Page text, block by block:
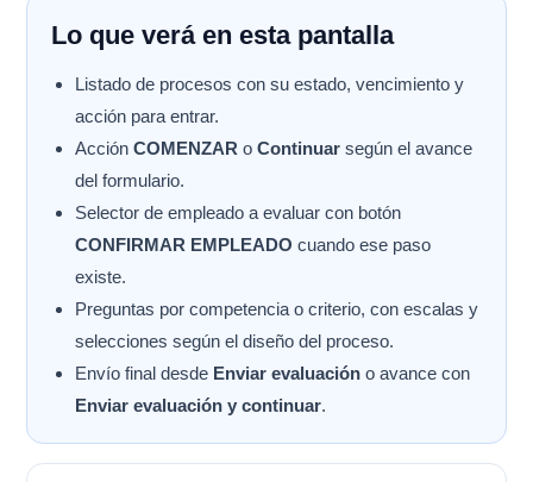
Lo que verá en esta pantalla
Listado de procesos con su estado, vencimiento y
acción para entrar.
AcciónCOMENZAR oContinuar según el avance
del formulario.
Selector de empleado a evaluar con botón
CONFIRMAR EMPLEADO cuando ese paso
existe.
Preguntas por competencia o criterio, con escalas y
selecciones según el diseño del proceso.
Envío final desde Enviar evaluación o avance con
Enviar evaluación y continuar.